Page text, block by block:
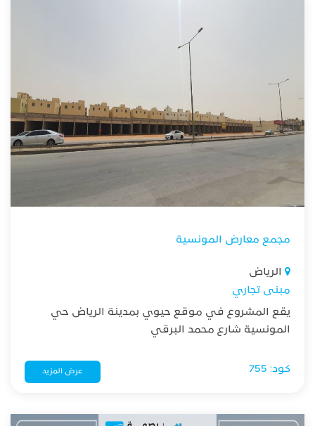
مجمع معارض المونسية
الرياض
مبنى تجاري
يقع المشروع في موقع حيوي بمدينة الرياض حي
المونسية شارع محمد البرقي
كود: 755 عرض المزيد